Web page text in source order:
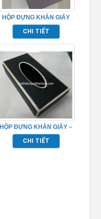
HỘP ĐỰNG KHĂN GIẤY
ĐỂ BÀN
CHI TIẾT
HỘP ĐỰNG KHĂN GIẤY –
TP104
CHI TIẾT